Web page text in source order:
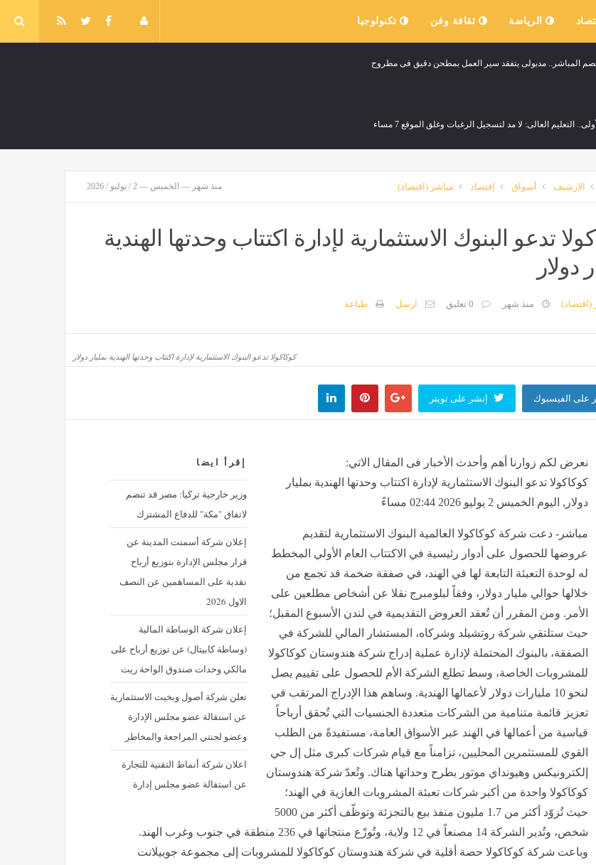
الرياضة ثقافة وفن تكنولوجيا
المباشر.. مدبولى يتفقد سير العمل بمطحن دقيق فى مطروح
التعليم العالى: لا مد لتسجيل الرغبات وغلق الموقع 7 مساء
بسبب خلل فنى قرب منزل فى جنوب لبنان وإصابة شخصين كيف تستلم الحوالة في بنك القاهرة ؟
مصر منذ 18 دقيقة
يقود مانشستر سيتي للفوز على أتلتيكو مدريد وديا
حكاية فيلا محمد صلاح الفاخرة وسر تواجده في الفندق (فيديو)
والردة، أسعار الأعلاف والحبوب اليوم في الأسواق عدد حلقات مسلسل بنات عمير
مصر منذ 18 دقيقة
الارشيف أسواق إقتصاد مباشر (اقتصاد) منذ شهر — الخميس — 2 / يوليو / 2026
تدعو البنوك الاستثمارية لإدارة اكتتاب وحدتها الهندية
دولار
(اقتصاد) منذ شهر 0 تعليق ارسل طباعة
كوكاكولا تدعو البنوك الاستثمارية لإدارة اكتتاب وحدتها الهندية بمليار دولار
على الفيسبوك إنشر على تويتر
إقرأ ايضا
وزير خارجية تركيا: مصر قد تنضم
لاتفاق "مكة" للدفاع المشترك
إعلان شركة أسمنت المدينة عن
قرار مجلس الإدارة بتوزيع أرباح
نقدية على المساهمين عن النصف
الاول 2026
إعلان شركة الوساطة المالية
(وساطة كابيتال) عن توزيع أرباح على
مالكي وحدات صندوق الواحة ريت
تعلن شركة أصول وبخيت الاستثمارية
عن استقالة عضو مجلس الإدارة
وعضو لجنتي المراجعة والمخاطر
اعلان شركة أنماط التقنية للتجارة
عن استقالة عضو مجلس إدارة
نعرض لكم زوارنا أهم وأحدث الأخبار فى المقال الاتي:
كوكاكولا تدعو البنوك الاستثمارية لإدارة اكتتاب وحدتها الهندية بمليار
دولار, اليوم الخميس 2 يوليو 2026 02:44 مساءً
مباشر- دعت شركة كوكاكولا العالمية البنوك الاستثمارية لتقديم
عروضها للحصول على أدوار رئيسية في الاكتتاب العام الأولي المخطط
له لوحدة التعبئة التابعة لها في الهند، في صفقة ضخمة قد تجمع من
خلالها حوالي مليار دولار، وفقاً لبلومبرج نقلا عن أشخاص مطلعين على
الأمر. ومن المقرر أن تُعقد العروض التقديمية في لندن الأسبوع المقبل؛
حيث ستلتقي شركة روتشيلد وشركاه، المستشار المالي للشركة في
الصفقة، بالبنوك المحتملة لإدارة عملية إدراج شركة هندوستان كوكاكولا
للمشروبات الخاصة، وسط تطلع الشركة الأم للحصول على تقييم يصل
لنحو 10 مليارات دولار لأعمالها الهندية. وساهم هذا الإدراج المرتقب في
تعزيز قائمة متنامية من الشركات متعددة الجنسيات التي تُحقق أرباحاً
قياسية من أعمالها في الهند عبر الأسواق العامة، مستفيدةً من الطلب
القوي للمستثمرين المحليين، تزامناً مع قيام شركات كبرى مثل إل جي
إلكترونيكس وهيونداي موتور بطرح وحداتها هناك. وتُعدّ شركة هندوستان
كوكاكولا واحدة من أكبر شركات تعبئة المشروبات الغازية في الهند؛
حيث تُزوّد أكثر من 1.7 مليون منفذ بيع بالتجزئة وتوظّف أكثر من 5000
شخص، وتُدير الشركة 14 مصنعاً في 12 ولاية، وتُوزّع منتجاتها في 236 منطقة في جنوب وغرب الهند.
وباعت شركة كوكاكولا حصة أقلية في شركة هندوستان كوكاكولا للمشروبات إلى مجموعة جوبيلانت